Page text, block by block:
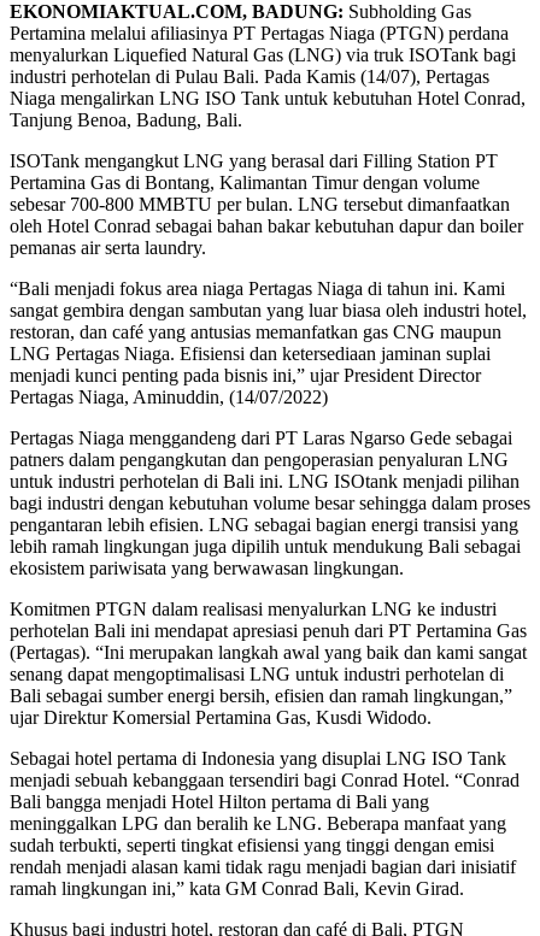
EKONOMIAKTUAL.COM, BADUNG: Subholding Gas
Pertamina melalui afiliasinya PT Pertagas Niaga (PTGN) perdana
menyalurkan Liquefied Natural Gas (LNG) via truk ISOTank bagi
industri perhotelan di Pulau Bali. Pada Kamis (14/07), Pertagas
Niaga mengalirkan LNG ISO Tank untuk kebutuhan Hotel Conrad,
Tanjung Benoa, Badung, Bali.
ISOTank mengangkut LNG yang berasal dari Filling Station PT
Pertamina Gas di Bontang, Kalimantan Timur dengan volume
sebesar 700-800 MMBTU per bulan. LNG tersebut dimanfaatkan
oleh Hotel Conrad sebagai bahan bakar kebutuhan dapur dan boiler
pemanas air serta laundry.
“Bali menjadi fokus area niaga Pertagas Niaga di tahun ini. Kami
sangat gembira dengan sambutan yang luar biasa oleh industri hotel,
restoran, dan café yang antusias memanfatkan gas CNG maupun
LNG Pertagas Niaga. Efisiensi dan ketersediaan jaminan suplai
menjadi kunci penting pada bisnis ini,” ujar President Director
Pertagas Niaga, Aminuddin, (14/07/2022)
Pertagas Niaga menggandeng dari PT Laras Ngarso Gede sebagai
patners dalam pengangkutan dan pengoperasian penyaluran LNG
untuk industri perhotelan di Bali ini. LNG ISOtank menjadi pilihan
bagi industri dengan kebutuhan volume besar sehingga dalam proses
pengantaran lebih efisien. LNG sebagai bagian energi transisi yang
lebih ramah lingkungan juga dipilih untuk mendukung Bali sebagai
ekosistem pariwisata yang berwawasan lingkungan.
Komitmen PTGN dalam realisasi menyalurkan LNG ke industri
perhotelan Bali ini mendapat apresiasi penuh dari PT Pertamina Gas
(Pertagas). “Ini merupakan langkah awal yang baik dan kami sangat
senang dapat mengoptimalisasi LNG untuk industri perhotelan di
Bali sebagai sumber energi bersih, efisien dan ramah lingkungan,”
ujar Direktur Komersial Pertamina Gas, Kusdi Widodo.
Sebagai hotel pertama di Indonesia yang disuplai LNG ISO Tank
menjadi sebuah kebanggaan tersendiri bagi Conrad Hotel. “Conrad
Bali bangga menjadi Hotel Hilton pertama di Bali yang
meninggalkan LPG dan beralih ke LNG. Beberapa manfaat yang
sudah terbukti, seperti tingkat efisiensi yang tinggi dengan emisi
rendah menjadi alasan kami tidak ragu menjadi bagian dari inisiatif
ramah lingkungan ini,” kata GM Conrad Bali, Kevin Girad.
Khusus bagi industri hotel, restoran dan café di Bali, PTGN